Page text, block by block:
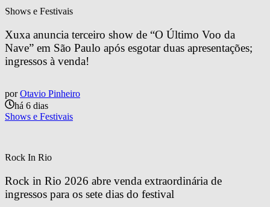
Shows e Festivais
Xuxa anuncia terceiro show de “O Último Voo da
Nave” em São Paulo após esgotar duas apresentações;
ingressos à venda!
por Otavio Pinheiro
há 6 dias
Shows e Festivais
Rock In Rio
Rock in Rio 2026 abre venda extraordinária de
ingressos para os sete dias do festival